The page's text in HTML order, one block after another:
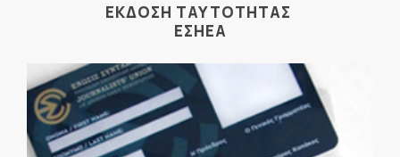
ΕΚΔΟΣΗ ΤΑΥΤΟΤΗΤΑΣ
ΕΣΗΕΑ